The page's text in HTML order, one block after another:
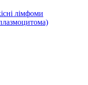
лімфоми